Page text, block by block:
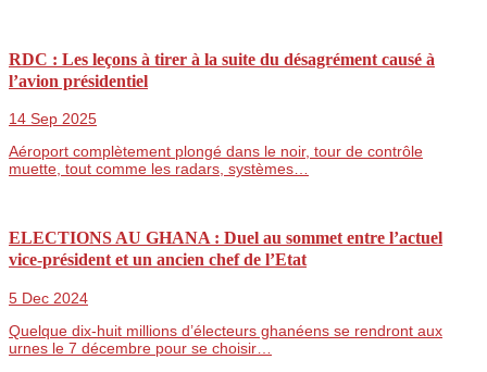
RDC : Les leçons à tirer à la suite du désagrément causé à
l’avion présidentiel
14 Sep 2025
Aéroport complètement plongé dans le noir, tour de contrôle
muette, tout comme les radars, systèmes…
ELECTIONS AU GHANA : Duel au sommet entre l’actuel
vice-président et un ancien chef de l’Etat
5 Dec 2024
Quelque dix-huit millions d’électeurs ghanéens se rendront aux
urnes le 7 décembre pour se choisir…